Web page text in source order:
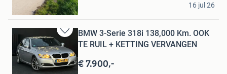
Veendam
16 jul 26
Bewaren
in
Mijn
Favorieten
BMW 3-Serie 318i 138,000 Km. OOK
TE RUIL + KETTING VERVANGEN
€ 7.900,-